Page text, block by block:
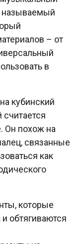
называемый
– от
в
кубинский
Он похож на
связанные
как
которые
обтягиваются